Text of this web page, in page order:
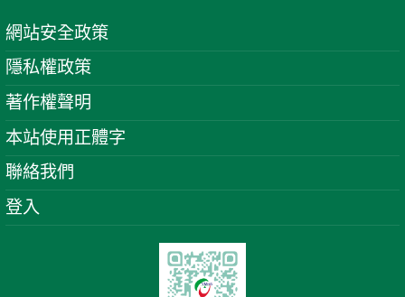
網站安全政策
隱私權政策
著作權聲明
本站使用正體字
聯絡我們
登入